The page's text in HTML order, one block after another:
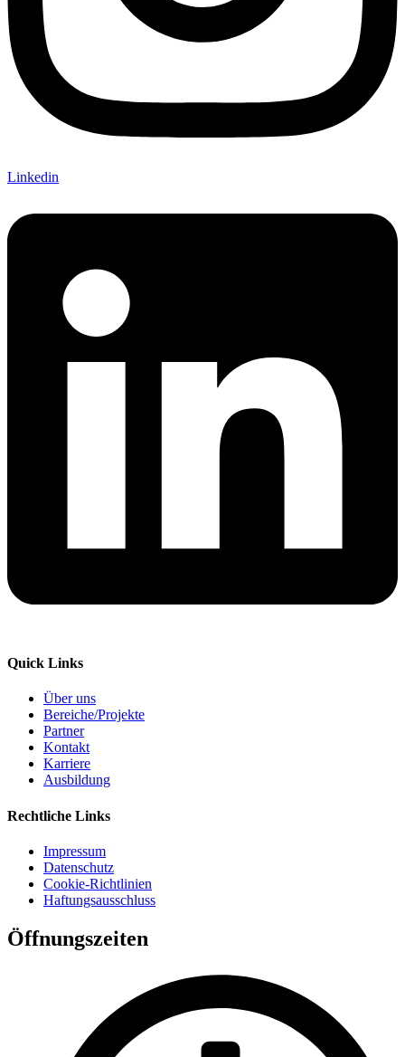
Linkedin
Quick Links
Über uns
Bereiche/Projekte
Partner
Kontakt
Karriere
Ausbildung
Rechtliche Links
Impressum
Datenschutz
Cookie-Richtlinien
Haftungsausschluss
Öffnungszeiten